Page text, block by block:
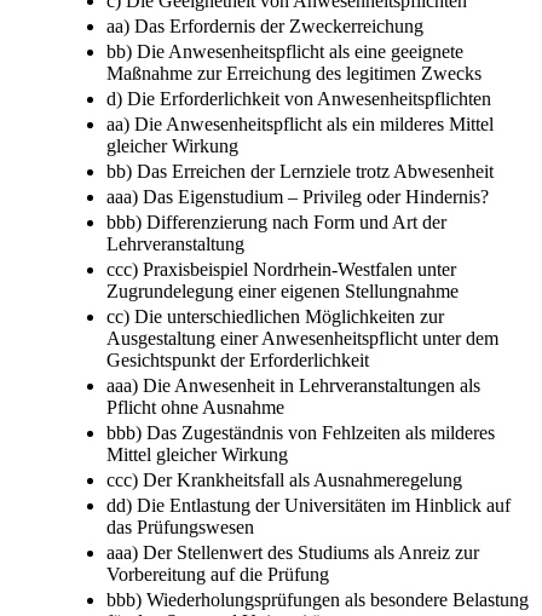
aa) Das Erfordernis der Zweckerreichung
bb) Die Anwesenheitspflicht als eine geeignete
Maßnahme zur Erreichung des legitimen Zwecks
d) Die Erforderlichkeit von Anwesenheitspflichten
aa) Die Anwesenheitspflicht als ein milderes Mittel
gleicher Wirkung
bb) Das Erreichen der Lernziele trotz Abwesenheit
aaa) Das Eigenstudium – Privileg oder Hindernis?
bbb) Differenzierung nach Form und Art der
Lehrveranstaltung
ccc) Praxisbeispiel Nordrhein-Westfalen unter
Zugrundelegung einer eigenen Stellungnahme
cc) Die unterschiedlichen Möglichkeiten zur
Ausgestaltung einer Anwesenheitspflicht unter dem
Gesichtspunkt der Erforderlichkeit
aaa) Die Anwesenheit in Lehrveranstaltungen als
Pflicht ohne Ausnahme
bbb) Das Zugeständnis von Fehlzeiten als milderes
Mittel gleicher Wirkung
ccc) Der Krankheitsfall als Ausnahmeregelung
dd) Die Entlastung der Universitäten im Hinblick auf
das Prüfungswesen
aaa) Der Stellenwert des Studiums als Anreiz zur
Vorbereitung auf die Prüfung
bbb) Wiederholungsprüfungen als besondere Belastung